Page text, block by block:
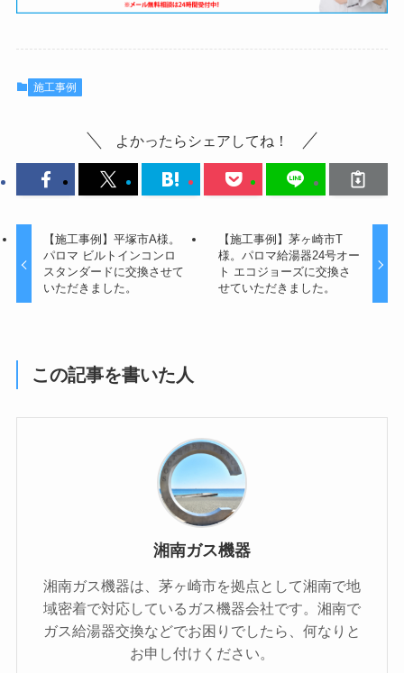
施工事例
よかったらシェアしてね！
【施工事例】平塚市A様。
パロマ ビルトインコンロ
スタンダードに交換させて
いただきました。
【施工事例】茅ヶ崎市T
様。パロマ給湯器24号オー
ト エコジョーズに交換さ
せていただきました。
この記事を書いた人
湘南ガス機器
湘南ガス機器は、茅ヶ崎市を拠点として湘南で地
域密着で対応しているガス機器会社です。湘南で
ガス給湯器交換などでお困りでしたら、何なりと
お申し付けください。